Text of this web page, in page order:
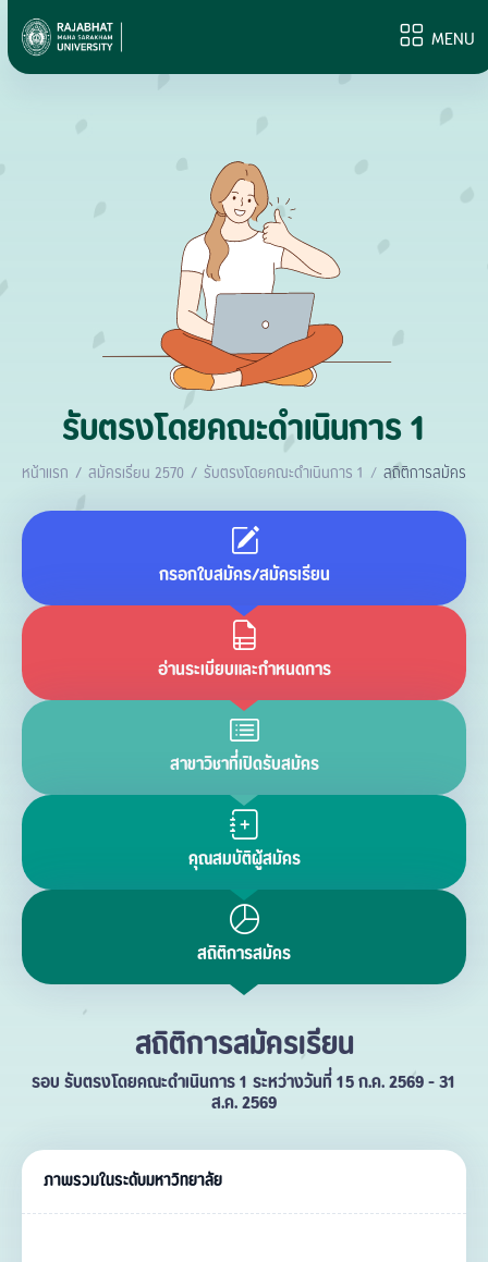
MENU
รับตรงโดยคณะดำเนินการ 1
หน้าแรก สมัครเรียน 2570 รับตรงโดยคณะดำเนินการ 1 สถิติการสมัคร
กรอกใบสมัคร/สมัครเรียน
อ่านระเบียบและกำหนดการ
สาขาวิชาที่เปิดรับสมัคร
คุณสมบัติผู้สมัคร
สถิติการสมัคร
สถิติการสมัครเรียน
รอบ รับตรงโดยคณะดำเนินการ 1 ระหว่างวันที่ 15 ก.ค. 2569 - 31
ส.ค. 2569
ภาพรวมในระดับมหาวิทยาลัย